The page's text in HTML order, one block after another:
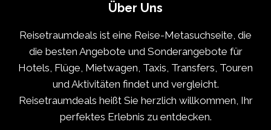
Über Uns
Reisetraumdeals ist eine Reise-Metasuchseite, die
die besten Angebote und Sonderangebote für
Hotels, Flüge, Mietwagen, Taxis, Transfers, Touren
und Aktivitäten findet und vergleicht.
Reisetraumdeals heißt Sie herzlich willkommen, Ihr
perfektes Erlebnis zu entdecken.